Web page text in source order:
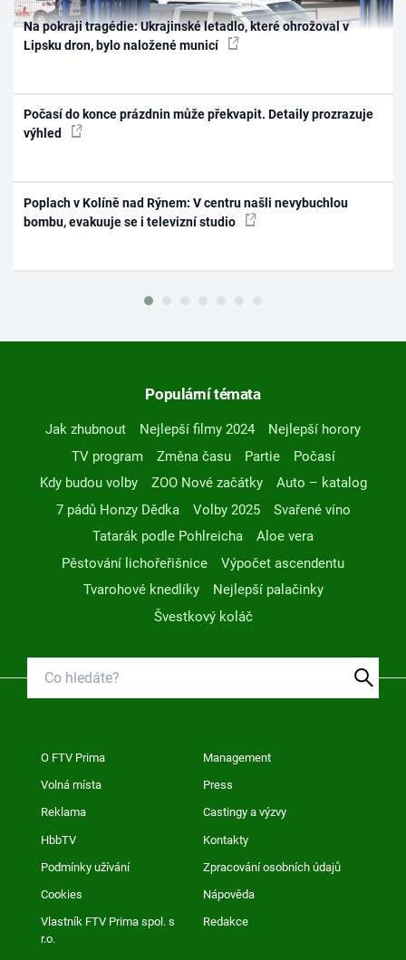
Na pokraji tragédie: Ukrajinské letadlo, které ohrožoval v
Lipsku dron, bylo naložené municí
Počasí do konce prázdnin může překvapit. Detaily prozrazuje
výhled
Poplach v Kolíně nad Rýnem: V centru našli nevybuchlou
bombu, evakuuje se i televizní studio
Populární témata
Jak zhubnout Nejlepší filmy 2024
Nejlepší horory
TV program
Změna času Partie
Počasí
Kdy budou volby
ZOO Nové začátky
Auto – katalog
7 pádů Honzy Dědka
Volby 2025
Svařené víno
Tatarák podle Pohlreicha
Aloe vera
Pěstování lichořeřišnice
Výpočet ascendentu
Tvarohové knedlíky
Nejlepší palačinky
Švestkový koláč
O FTV Prima Management
Volná místa Press
Reklama Castingy a výzvy
HbbTV Kontakty
Podmínky užívání Zpracování osobních údajů
Cookies Nápověda
Vlastník FTV Prima spol. s
r.o.
Redakce